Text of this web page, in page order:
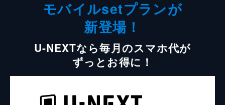
モバイルsetプランが
新登場！
U-NEXTなら毎月のスマホ代が
ずっとお得に！